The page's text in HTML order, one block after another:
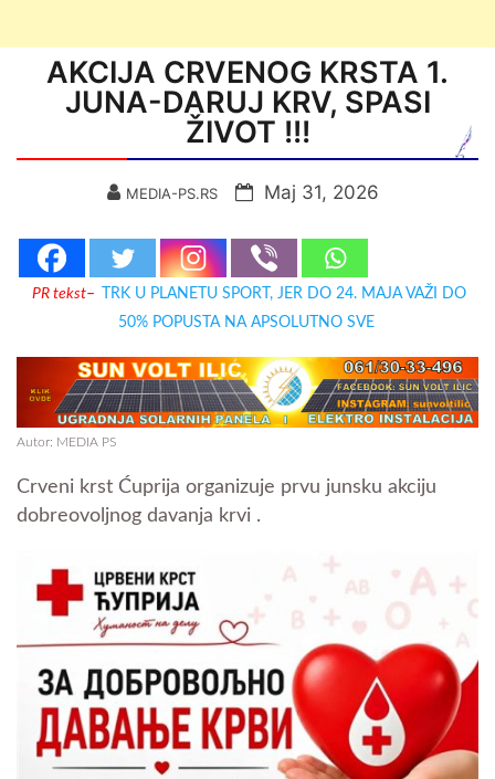
AKCIJA CRVENOG KRSTA 1.
JUNA-DARUJ KRV, SPASI
ŽIVOT !!!
MEDIA-PS.RS Мај 31, 2026
PR tekst–
TRK U PLANETU SPORT, JER DO 24. MAJA VAŽI DO
50% POPUSTA NA APSOLUTNO SVE
Autor: MEDIA PS
Crveni krst Ćuprija organizuje prvu junsku akciju
dobreovoljnog davanja krvi .